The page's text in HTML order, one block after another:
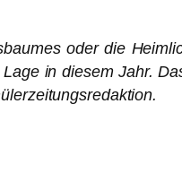
oder die
in diesem Jahr.